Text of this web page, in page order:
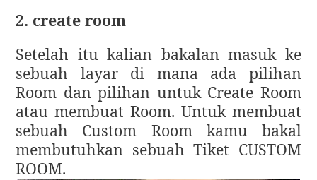
2. create room
Setelah itu kalian bakalan masuk ke
sebuah layar di mana ada pilihan
Room dan pilihan untuk Create Room
atau membuat Room. Untuk membuat
sebuah Custom Room kamu bakal
membutuhkan sebuah Tiket CUSTOM
ROOM.